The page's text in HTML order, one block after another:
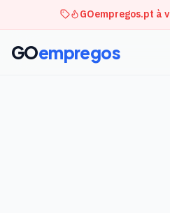
GOempregos.pt à
GOempregos